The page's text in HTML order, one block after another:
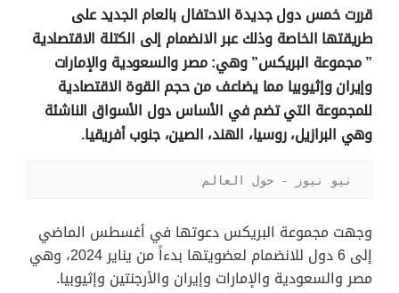
قررت خمس دول جديدة الاحتفال بالعام الجديد على
طريقتها الخاصة وذلك عبر الانضمام إلى الكتلة الاقتصادية
” مجموعة البريكس” وهي: مصر والسعودية والإمارات
وإيران وإثيوبيا مما يضاعف من حجم القوة الاقتصادية
للمجموعة التي تضم في الأساس دول الأسواق الناشئة
وهي البرازيل، روسيا، الهند، الصين، جنوب أفريقيا.
نيو نيوز - حول العالم
وجهت مجموعة البريكس دعوتها في أغسطس الماضي
إلى 6 دول للانضمام لعضويتها بدءاً من يناير 2024، وهي
مصر والسعودية والإمارات وإيران والأرجنتين وإثيوبيا.